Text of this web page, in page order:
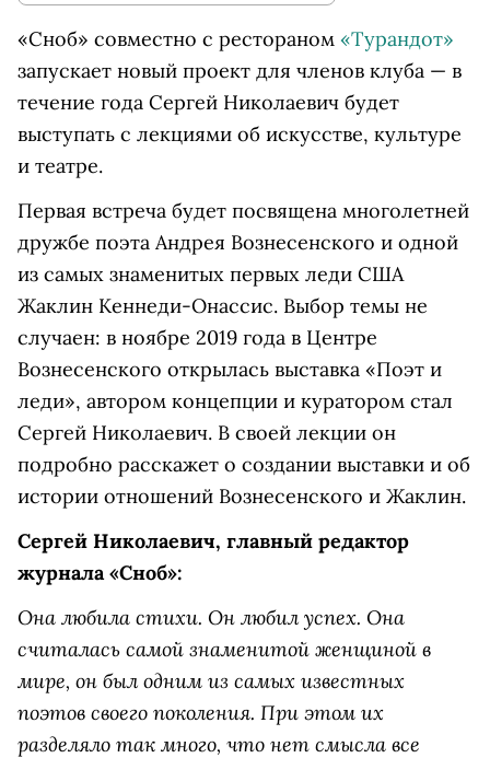
«Сноб» совместно с рестораном «Турандот»
запускает новый проект для членов клуба — в
течение года Сергей Николаевич будет
выступать с лекциями об искусстве, культуре
и театре.
Первая встреча будет посвящена многолетней
дружбе поэта Андрея Вознесенского и одной
из самых знаменитых первых леди США
Жаклин Кеннеди-Онассис. Выбор темы не
случаен: в ноябре 2019 года в Центре
Вознесенского открылась выставка «Поэт и
леди», автором концепции и куратором стал
Сергей Николаевич. В своей лекции он
подробно расскажет о создании выставки и об
истории отношений Вознесенского и Жаклин.
Сергей Николаевич, главный редактор
журнала «Сноб»:
Она любила стихи. Он любил успех. Она
считалась самой знаменитой женщиной в
мире, он был одним из самых известных
поэтов своего поколения. При этом их
разделяло так много, что нет смысла все